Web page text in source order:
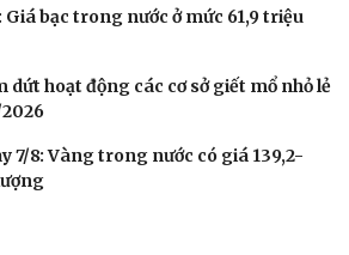
Câu chuyện thời sự
Cửa sổ tình yêu
Kể chuyện cho bé
Giá bạc trong nước ở mức 61,9 triệu
dứt hoạt động các cơ sở giết mổ nhỏ lẻ
7/8: Vàng trong nước có giá 139,2-